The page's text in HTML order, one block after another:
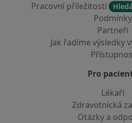
Pracovní příležitosti
Podmínky
Partneři
Jak řadíme výsledky
Pro
Lékaři
Zdravotnická
Otázky a